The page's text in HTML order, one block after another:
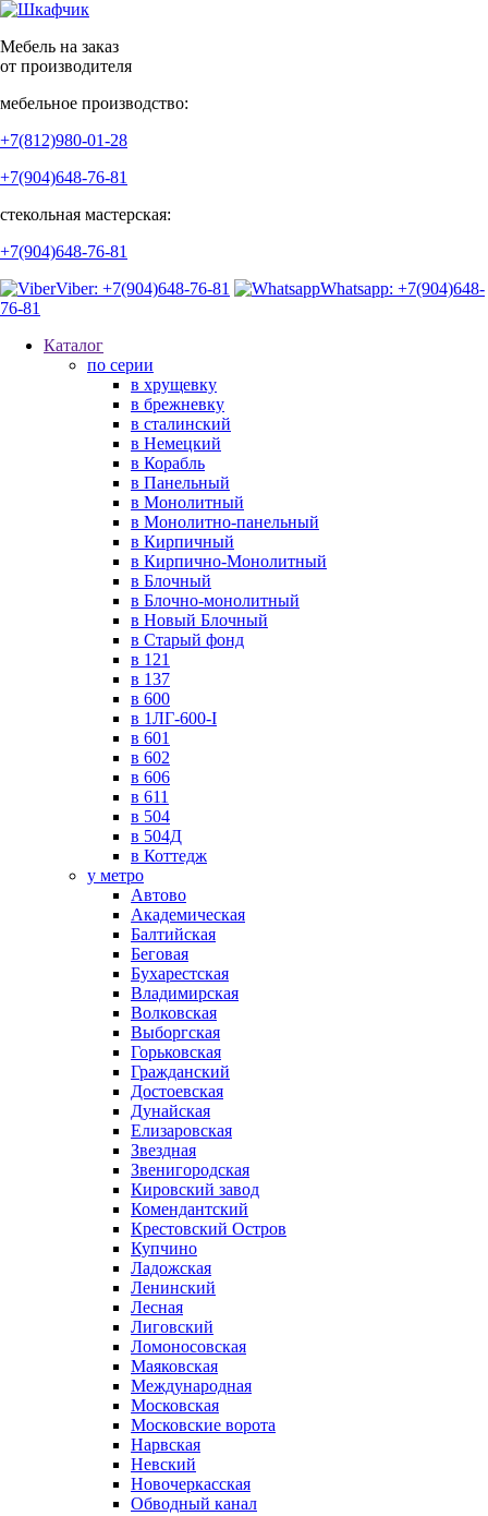
Мебель на заказ
от производителя
мебельное производство:
+7(812)980-01-28
+7(904)648-76-81
стекольная мастерская:
+7(904)648-76-81
Viber: +7(904)648-76-81
Whatsapp: +7(904)648-
76-81
Каталог
по серии
в хрущевку
в брежневку
в сталинский
в Немецкий
в Корабль
в Панельный
в Монолитный
в Монолитно-панельный
в Кирпичный
в Кирпично-Монолитный
в Блочный
в Блочно-монолитный
в Новый Блочный
в Старый фонд
в 121
в 137
в 600
в 1ЛГ-600-I
в 601
в 602
в 606
в 611
в 504
в 504Д
в Коттедж
у метро
Автово
Академическая
Балтийская
Беговая
Бухарестская
Владимирская
Волковская
Выборгская
Горьковская
Гражданский
Достоевская
Дунайская
Елизаровская
Звездная
Звенигородская
Кировский завод
Комендантский
Крестовский Остров
Купчино
Ладожская
Ленинский
Лесная
Лиговский
Ломоносовская
Маяковская
Международная
Московская
Московские ворота
Нарвская
Невский
Новочеркасская
Обводный канал